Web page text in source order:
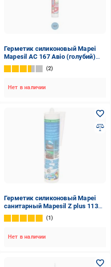
Герметик силиконовый Mapei
Mapesil AC 167 Авіо (голубий)
167 Авио голубой 310 мл
2
Нет в наличии
Герметик силиконовый Mapei
санитарный Mapesil Z plus 113
серый 280 мл
1
Нет в наличии